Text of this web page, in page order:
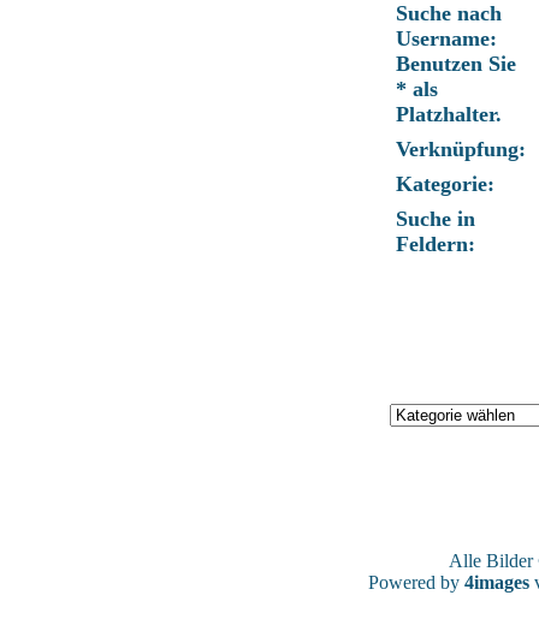
Suche nach
Username:
Benutzen Sie
* als
Platzhalter.
Verknüpfung:
Kategorie:
Suche in
Feldern:
Alle
Powered by 4images